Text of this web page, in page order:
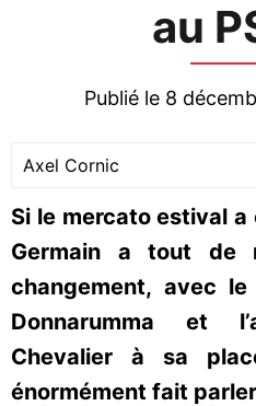
au
Publié le 8
Axel Cornic
Si le mercato estival a
Germain a tout de
changement, avec
Donnarumma et
Chevalier à sa
énormément fait